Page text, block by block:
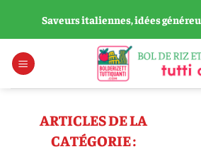
contenu
Saveurs italiennes, idées